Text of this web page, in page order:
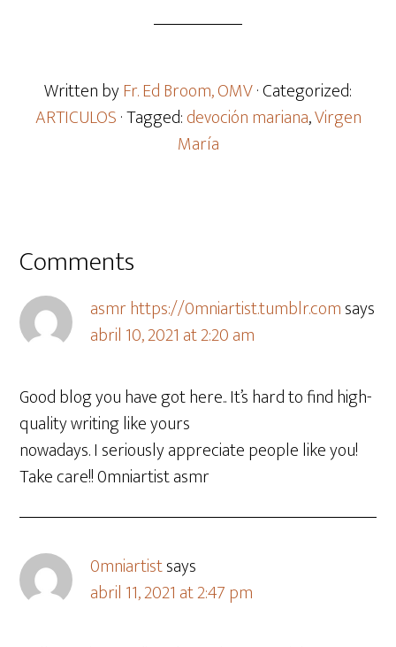
Written byFr. Ed Broom, OMV· Categorized:
ARTICULOS· Tagged:devoción mariana,Virgen
María
Comments
asmr https://0mniartist.tumblr.comsays
abril 10, 2021 at 2:20 am
Good blog you have got here.. It’s hard to find high-
quality writing like yours
nowadays. I seriously appreciate people like you!
Take care!! 0mniartist asmr
0mniartistsays
abril 11, 2021 at 2:47 pm